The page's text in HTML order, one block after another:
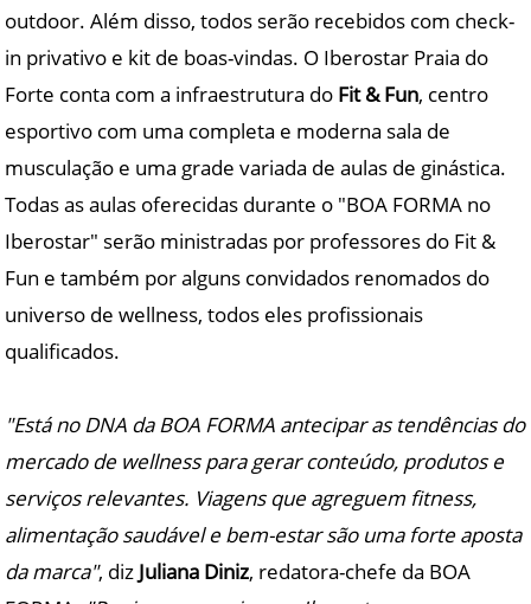
outdoor. Além disso, todos serão recebidos com check-
in privativo e kit de boas-vindas. O Iberostar Praia do
Forte conta com a infraestrutura do Fit & Fun, centro
esportivo com uma completa e moderna sala de
musculação e uma grade variada de aulas de ginástica.
Todas as aulas oferecidas durante o "BOA FORMA no
Iberostar" serão ministradas por professores do Fit &
Fun e também por alguns convidados renomados do
universo de wellness, todos eles profissionais
qualificados.
"Está no DNA da BOA FORMA antecipar as tendências do
mercado de wellness para gerar conteúdo, produtos e
serviços relevantes. Viagens que agreguem fitness,
alimentação saudável e bem-estar são uma forte aposta
da marca", diz Juliana Diniz, redatora-chefe da BOA